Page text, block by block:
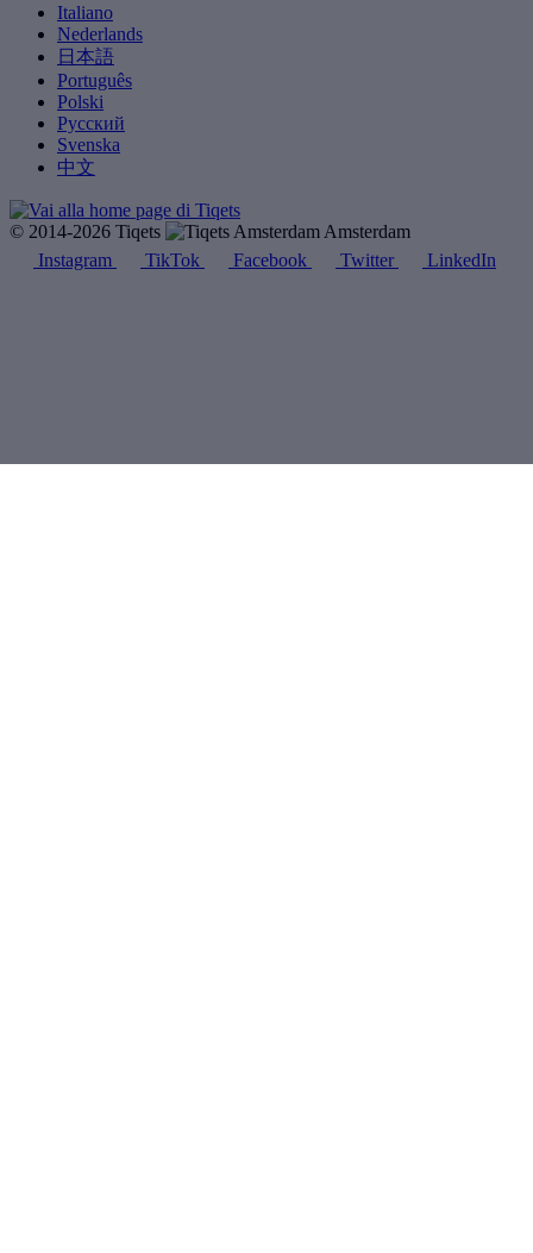
Italiano
Nederlands
日本語
Português
Polski
Русский
Svenska
中文
© 2014-2026 Tiqets
Amsterdam
Instagram
TikTok Facebook Twitter LinkedIn